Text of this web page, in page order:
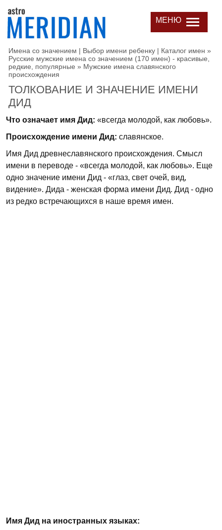
МЕНЮ
Имена со значением | Выбор имени ребенку | Каталог имен »
Русские мужские имена со значением (170 имен) - красивые,
редкие, популярные » Мужские имена славянского
происхождения
ТОЛКОВАНИЕ И ЗНАЧЕНИЕ ИМЕНИ
ДИД
Что означает имя Дид: «всегда молодой, как любовь».
Происхождение имени Дид: славянское.
Имя Дид древнеславянского происхождения. Смысл
имени в переводе - «всегда молодой, как любовь». Еще
одно значение имени Дид - «глаз, свет очей, вид,
видение». Дида - женская форма имени Дид. Дид - одно
из редко встречающихся в наше время имен.
Имя Дид на иностранных языках: